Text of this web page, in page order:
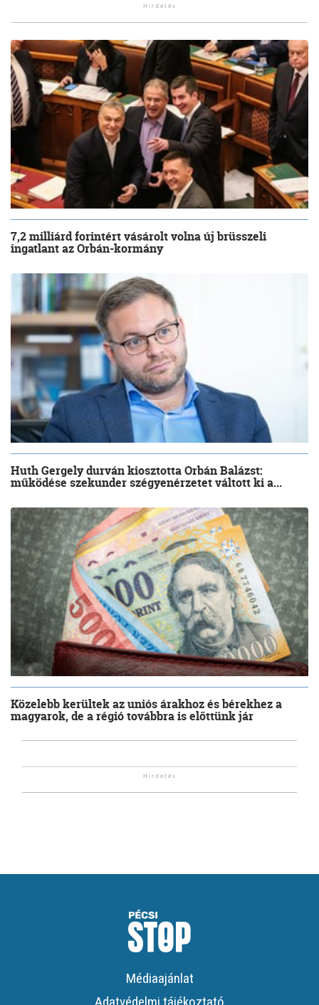
7,2 milliárd forintért vásárolt volna új brüsszeli
ingatlant az Orbán-kormány
Huth Gergely durván kiosztotta Orbán Balázst:
működése szekunder szégyenérzetet váltott ki a...
Közelebb kerültek az uniós árakhoz és bérekhez a
magyarok, de a régió továbbra is előttünk jár
Médiaajánlat